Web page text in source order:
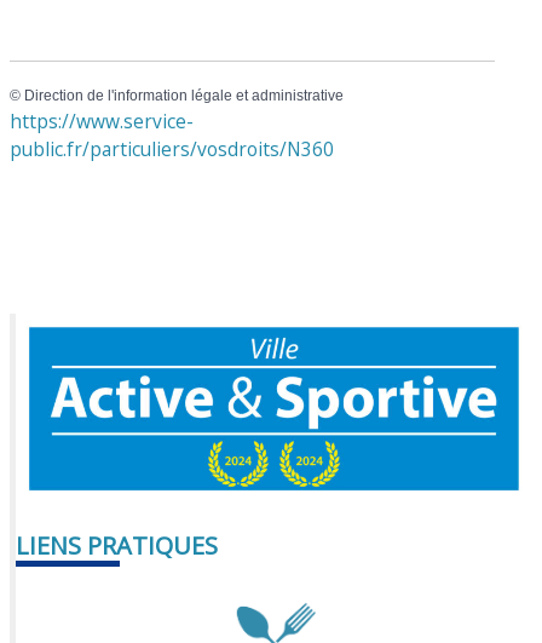
© Direction de l'information légale et administrative
https://www.service-
public.fr/particuliers/vosdroits/N360
LIENS PRATIQUES